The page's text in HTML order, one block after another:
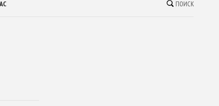
ПОИСК